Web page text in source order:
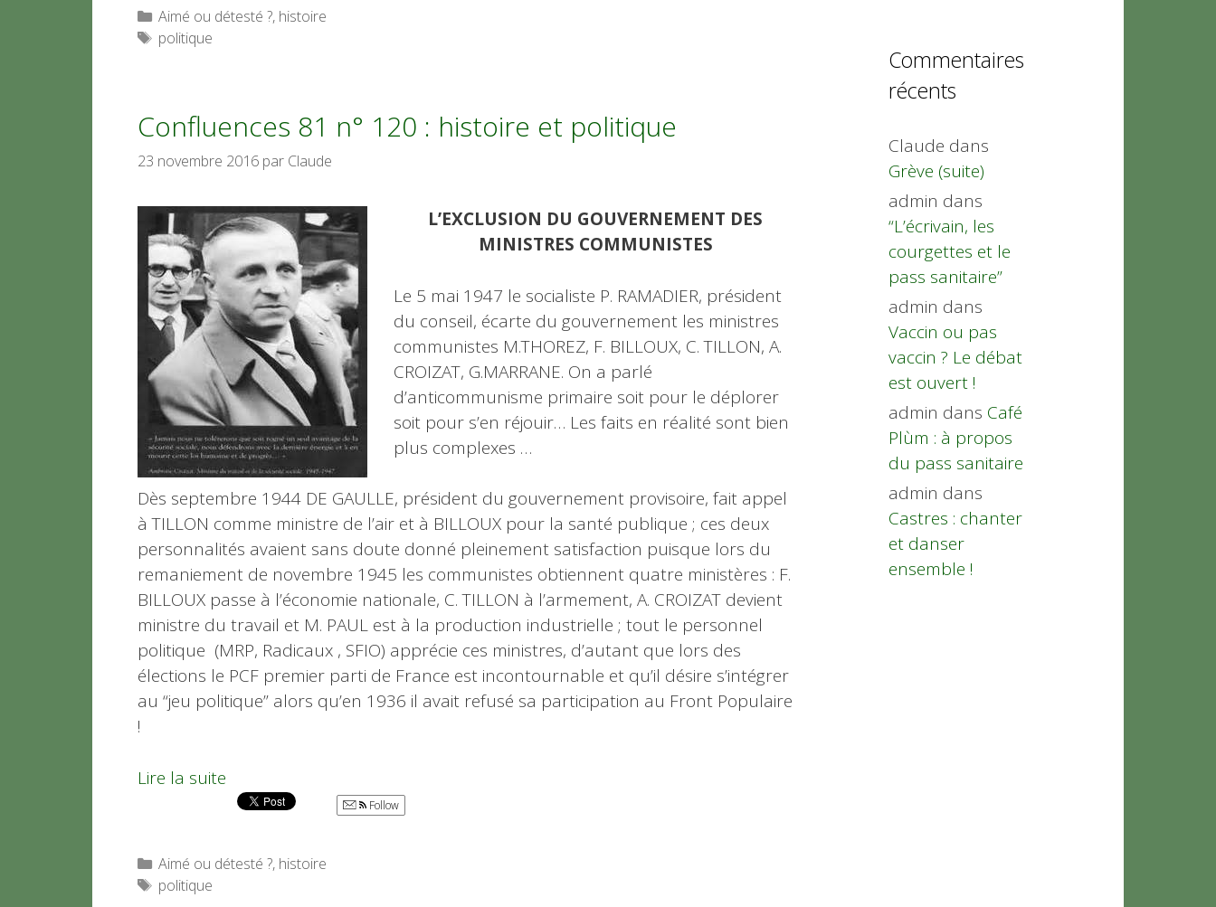
Catégories
Aimé ou détesté ?, histoire
Étiquettes
politique
Confluences 81 n° 120 : histoire et politique
23 novembre 2016 par Claude
L’EXCLUSION DU GOUVERNEMENT DES
MINISTRES COMMUNISTES
Le 5 mai 1947 le socialiste P. RAMADIER, président
du conseil, écarte du gouvernement les ministres
communistes M.THOREZ, F. BILLOUX, C. TILLON, A.
CROIZAT, G.MARRANE. On a parlé
d’anticommunisme primaire soit pour le déplorer
soit pour s’en réjouir… Les faits en réalité sont bien
plus complexes …
Dès septembre 1944 DE GAULLE, président du gouvernement provisoire, fait appel
à TILLON comme ministre de l’air et à BILLOUX pour la santé publique ; ces deux
personnalités avaient sans doute donné pleinement satisfaction puisque lors du
remaniement de novembre 1945 les communistes obtiennent quatre ministères : F.
BILLOUX passe à l’économie nationale, C. TILLON à l’armement, A. CROIZAT devient
ministre du travail et M. PAUL est à la production industrielle ; tout le personnel
politique (MRP, Radicaux , SFIO) apprécie ces ministres, d’autant que lors des
élections le PCF premier parti de France est incontournable et qu’il désire s’intégrer
au “jeu politique” alors qu’en 1936 il avait refusé sa participation au Front Populaire
!
Lire la suite
Follow
Catégories
Aimé ou détesté ?, histoire
Étiquettes
politique
Commentaires
récents
Claude dans
Grève (suite)
admin dans
“L’écrivain, les
courgettes et le
pass sanitaire”
admin dans
Vaccin ou pas
vaccin ? Le débat
est ouvert !
admin dans Café
Plùm : à propos
du pass sanitaire
admin dans
Castres : chanter
et danser
ensemble !